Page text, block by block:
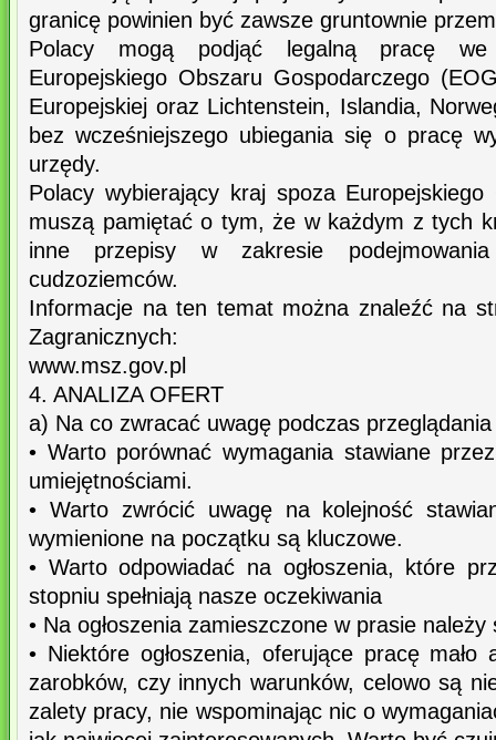
granicę powinien być zawsze gruntownie
Polacy mogą podjąć legalną pracę we
Europejskiego Obszaru Gospodarczego
Europejskiej oraz Lichtenstein, Islandia,
bez wcześniejszego ubiegania się o pracę
urzędy.
Polacy wybierający kraj spoza
muszą pamiętać o tym, że w każdym z tych
inne przepisy w zakresie
cudzoziemców.
Informacje na ten temat można znaleźć na
Zagranicznych:
www.msz.gov.pl
4. ANALIZA OFERT
a) Na co zwracać uwagę podczas
• Warto porównać wymagania stawiane
umiejętnościami.
• Warto zwrócić uwagę na kolejność
wymienione na początku są kluczowe.
• Warto odpowiadać na ogłoszenia, które
stopniu spełniają nasze oczekiwania
• Na ogłoszenia zamieszczone w prasie
• Niektóre ogłoszenia, oferujące pracę mało
zarobków, czy innych warunków, celowo są
zalety pracy, nie wspominając nic o